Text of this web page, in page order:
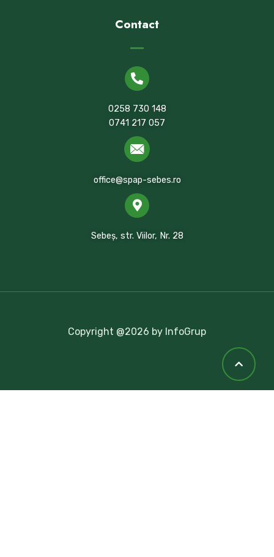
Contact
0258 730 148
0741 217 057
office@spap-sebes.ro
Sebeș, str. Viilor, Nr. 28
Copyright @2026 by InfoGrup